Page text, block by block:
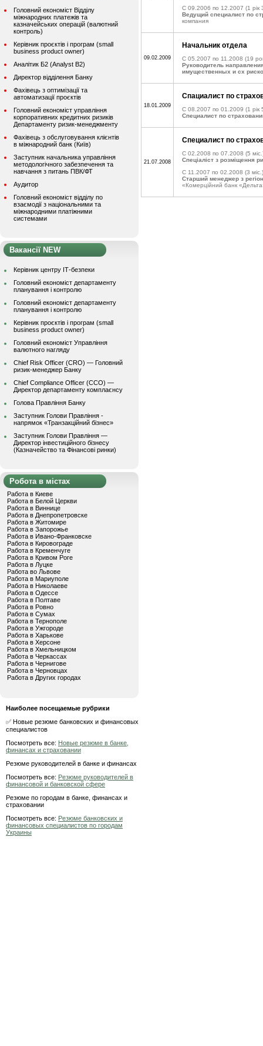
Головний економіст Відділу
міжнародних платежів та
казначейських операцій (валютний
контроль)
Керівник проєктів і програм (small
business product owner)
Аналітик Б2 (Analyst B2)
Директор відділення Банку
Фахівець з оптимізації та
автоматизації проєктів
Головний економіст управління
корпоративних кредитних ризиків
Департаменту ризик-менеджменту
Фахівець з обслуговування клієнтів
в міжнародний банк (Київ)
Заступник начальника управління
методологічного забезпечення та
навчання з питань ПВК/ФТ
Аудитор
Головний економіст відділу по
взаємодії з національними та
міжнародними платіжними
системами
Вакансії NEW
Керівник центру ІТ-безпеки
Головний економіст департаменту
планування і контролю
Головний економіст департаменту
планування і контролю
Керівник проєктів і програм (small
business product owner)
Головний економіст Управління
валютного нагляду
Chief Risk Officer (CRO) — Головний
ризик-менеджер Банку
Chief Compliance Officer (CCO) —
Директор департаменту комплаєнсу
Голова Правління Банку
Заступник Голови Правління -
напрямок «Транзакційний бізнес»
Заступник Голови Правління —
Директор інвестиційного бізнесу
(Казначейство та Фінансові ринки)
Робота в містах
Работа в Киеве
Работа в Белой Церкви
Работа в Виннице
Работа в Днепропетровске
Работа в Житомире
Работа в Запорожье
Работа в Ивано-Франковске
Работа в Кировограде
Работа в Кременчуге
Работа в Кривом Роге
Работа в Луцке
Работа во Львове
Работа в Мариуполе
Работа в Николаеве
Работа в Одессе
Работа в Полтаве
Работа в Ровно
Работа в Сумах
Работа в Тернополе
Работа в Ужгороде
Работа в Харькове
Работа в Херсоне
Работа в Хмельницком
Работа в Черкассах
Работа в Чернигове
Работа в Черновцах
Работа в Других городах
Наиболее посещаемые рубрики
✅ Новые резюме банковских и финансовых
специалистов
Посмотреть все: Новые резюме в банке,
финансах и страховании
Резюме руководителей в банке и финансах
Посмотреть все: Резюме руководителей в
финансовой и банковской сфере
Резюме по городам в банке, финансах и
страховании
Посмотреть все: Резюме банковских и
финансовых специалистов по городам
Украины
C 09.2006 по 12.2007 (1 рік
Ведущий специалист по
компания
09.02.2009
Начальник отдела
C 05.2007 по 11.2008 (19
Руководитель
имущественных и сх
18.01.2009
Спациалист по
C 08.2007 по 01.2009 (1 рік
Специалист по
21.07.2008
Специалист по
C 02.2008 по 07.2008 (5
Спеціаліст з розміщення
C 11.2007 по 02.2008 (3 міс.)
Старший менеджер з
«Комерційний банк